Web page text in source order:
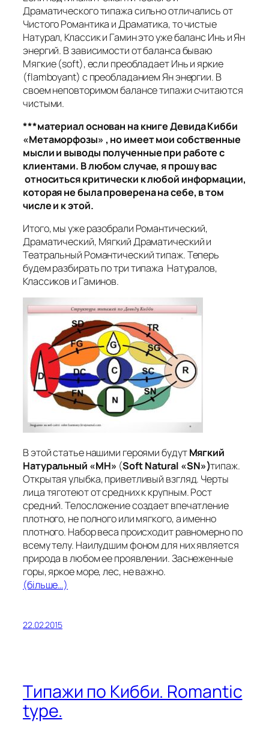
Драматического типажа сильно отличались от
Чистого Романтика и Драматика, то чистые
Натурал, Классик и Гамин это уже баланс Инь и Ян
энергий. В зависимости от баланса бываю
Мягкие (soft), если преобладает Инь и яркие
(flamboyant) с преобладанием Ян энергии. В
своем неповторимом балансе типажи считаются
чистыми.
***материал основан на книге Девида Кибби
«Метаморфозы» , но имеет мои собственные
мысли и выводы полученные при работе с
клиентами. В любом случае, я прошу вас
относиться критически к любой информации,
которая не была проверена на себе, в том
числе и к этой.
Итого, мы уже разобрали Романтический,
Драматический, Мягкий Драматический и
Театральный Романтический типаж. Теперь
будем разбирать по три типажа Натуралов,
Классиков и Гаминов.
В этой статье нашими героями будутМягкий
Натуральный «МН» (SoftNatural «SN»)типаж.
Открытая улыбка, приветливый взгляд. Черты
лица тяготеют от средних к крупным. Рост
средний. Телосложение создает впечатление
плотного, не полного или мягкого, а именно
плотного. Набор веса происходит равномерно по
всему телу. Наилудшим фоном для них является
природа в любом ее проявлении. Заснеженные
горы, яркое море, лес, не важно.
(більше…)
22.02.2015
Типажи по Кибби. Romantic
type.